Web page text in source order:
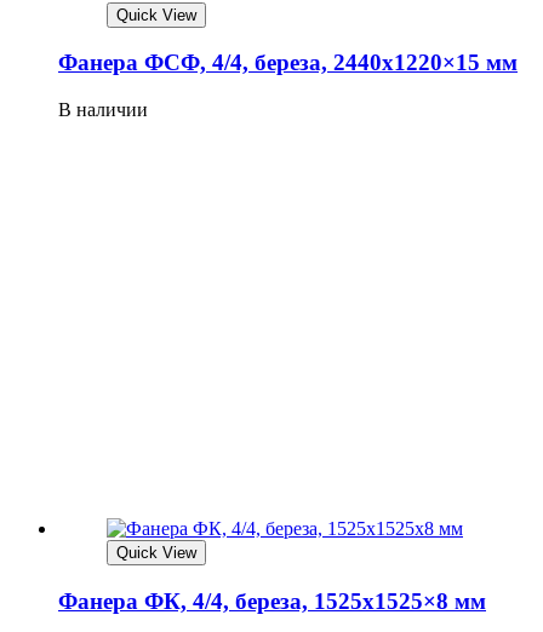
Quick View
Фанера ФСФ, 4/4, береза, 2440х1220×15 мм
В наличии
Quick View
Фанера ФК, 4/4, береза, 1525х1525×8 мм